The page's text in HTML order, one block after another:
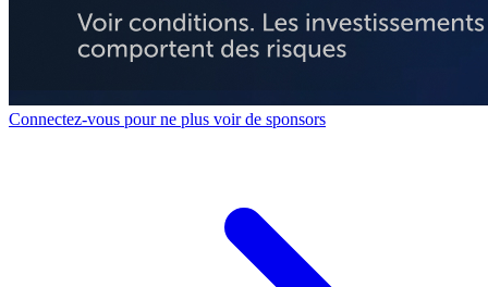
Connectez-vous pour ne plus voir de sponsors